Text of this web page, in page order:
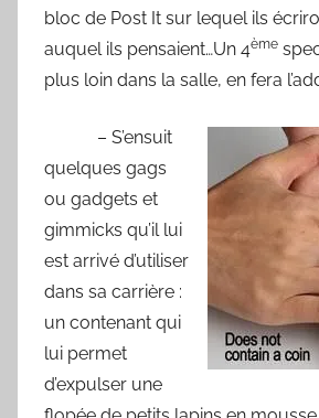
bloc de Post It sur lequel ils
auquel ils pensaient…Un 4ème
plus loin dans la salle, en fera
– S’ensuit
quelques gags
ou gadgets et
gimmicks qu’il lui
est arrivé d’utiliser
dans sa carrière :
un contenant qui
lui permet
d’expulser une